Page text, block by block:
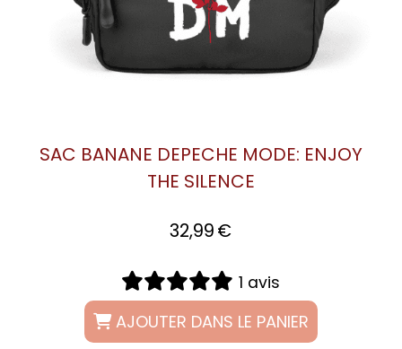
SAC BANANE DEPECHE MODE: ENJOY
THE SILENCE
32,99€
1 avis
AJOUTER DANS LE PANIER